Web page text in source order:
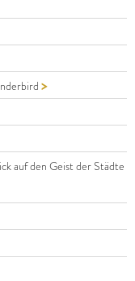
>
auf den Geist der Städte